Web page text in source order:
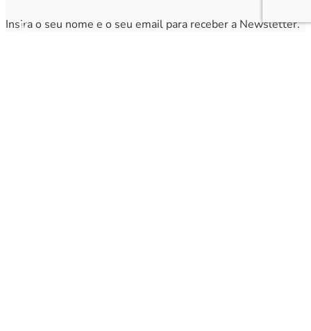
Insira o seu nome e o seu email para receber a Newsletter.